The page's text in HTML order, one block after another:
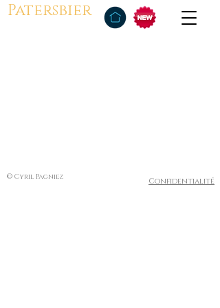
Patersbier
© Cyril Pagniez Confidentialité